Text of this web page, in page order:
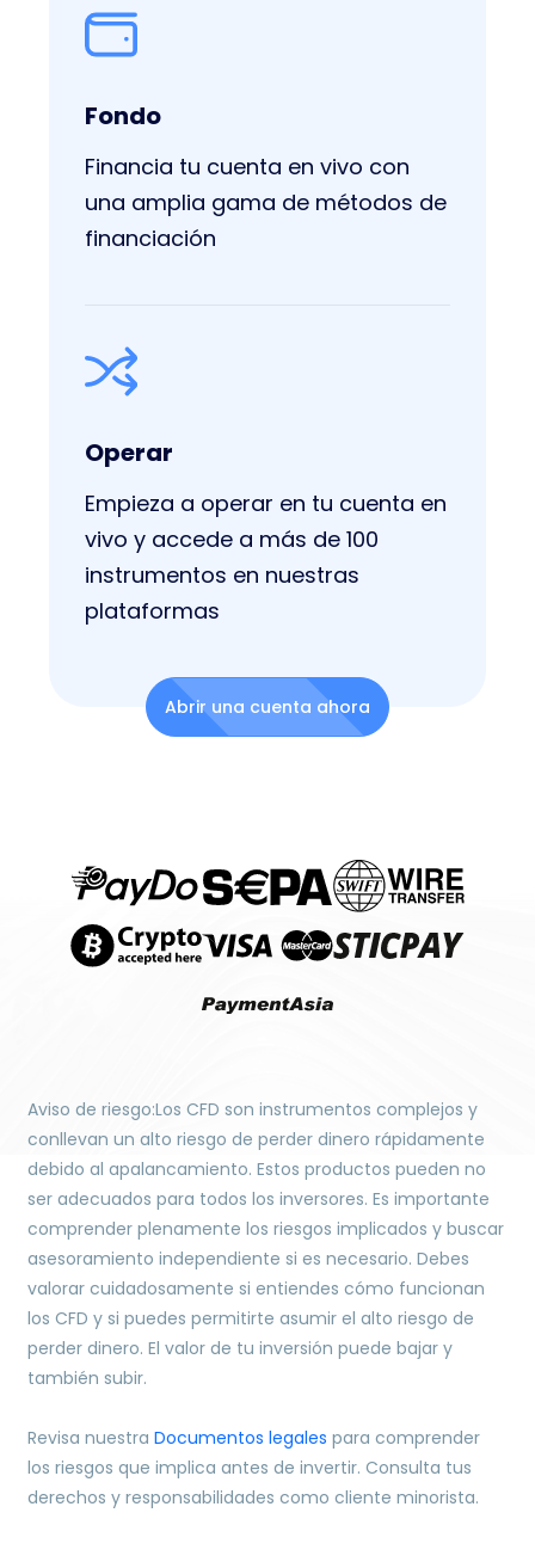
Fondo
Financia tu cuenta en vivo con
una amplia gama de métodos de
financiación
Operar
Empieza a operar en tu cuenta en
vivo y accede a más de 100
instrumentos en nuestras
plataformas
Abrir una cuenta ahora
Aviso de riesgo:Los CFD son instrumentos complejos y
conllevan un alto riesgo de perder dinero rápidamente
debido al apalancamiento. Estos productos pueden no
ser adecuados para todos los inversores. Es importante
comprender plenamente los riesgos implicados y buscar
asesoramiento independiente si es necesario. Debes
valorar cuidadosamente si entiendes cómo funcionan
los CFD y si puedes permitirte asumir el alto riesgo de
perder dinero. El valor de tu inversión puede bajar y
también subir.
Revisa nuestraDocumentos legales para comprender
los riesgos que implica antes de invertir. Consulta tus
derechos y responsabilidades como cliente minorista.